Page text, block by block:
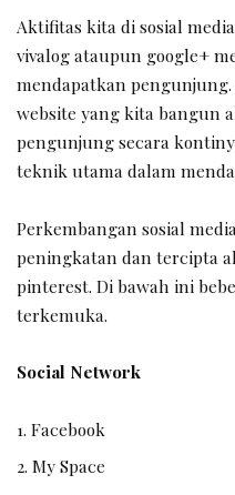
Aktifitas kita di sosial
vivalog ataupun google+
mendapatkan pengunjung.
website yang kita bangun
pengunjung secara
teknik utama dalam
Perkembangan sosial
peningkatan dan tercipta
pinterest. Di bawah ini
terkemuka.
Social Network
Facebook
My Space